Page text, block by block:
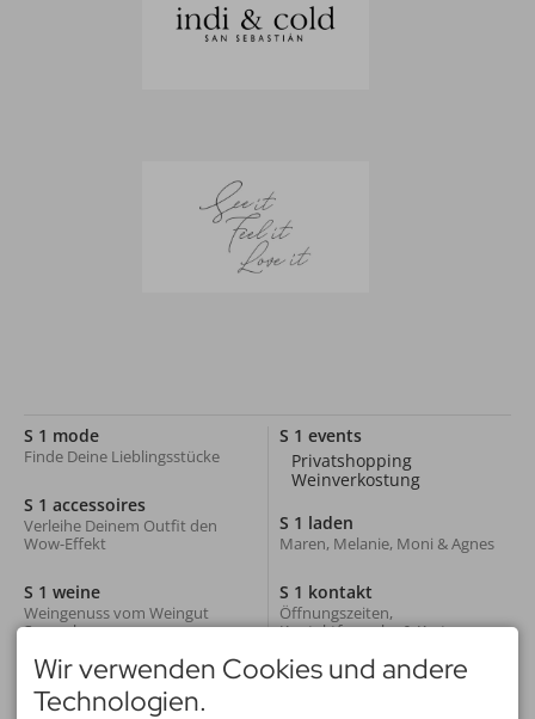
S 1 mode
Finde Deine Lieblingsstücke
S 1 accessoires
Verleihe Deinem Outfit den
Wow-Effekt
S 1 weine
Weingenuss vom Weingut
Seeperle
S 1 events
Privatshopping
Weinverkostung
S 1 laden
Maren, Melanie, Moni & Agnes
S 1 kontakt
Öffnungszeiten,
Kontaktformular & Karte
Wir verwenden Cookies und andere
Technologien.